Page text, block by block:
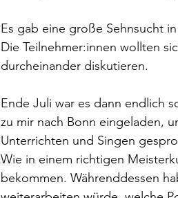
Es gab eine große Sehnsucht
Die Teilnehmer:innen wollten
durcheinander diskutieren.
Ende Juli war es dann endlich
zu mir nach Bonn eingeladen,
Unterrichten und Singen
Wie in einem richtigen
bekommen. Währenddessen